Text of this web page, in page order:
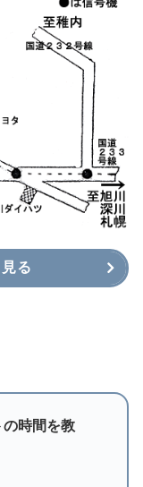
る
時間を教